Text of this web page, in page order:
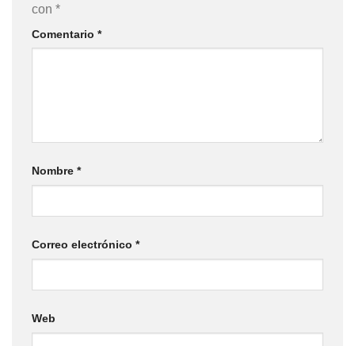
con *
Comentario *
Nombre *
Correo electrónico *
Web